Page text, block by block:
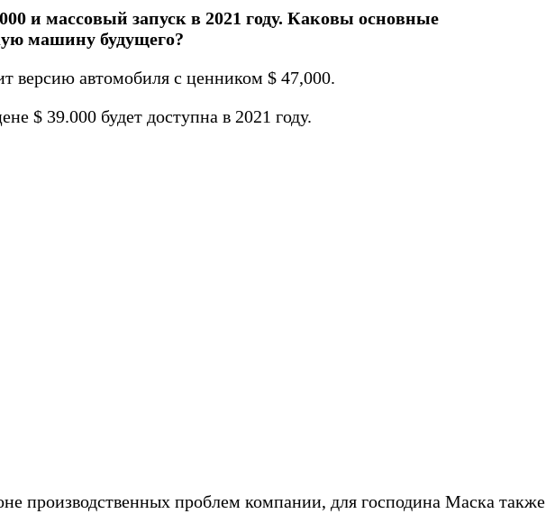
и массовый запуск в 2021 году. Каковы основные
​​машину будущего?
версию автомобиля с ценником $ 47,000.
$ 39.000 будет доступна в 2021 году.
производственных проблем компании, для господина Маска также